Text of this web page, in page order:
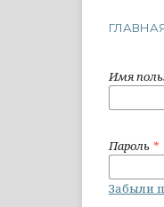
Имя
Пароль *
Забыли